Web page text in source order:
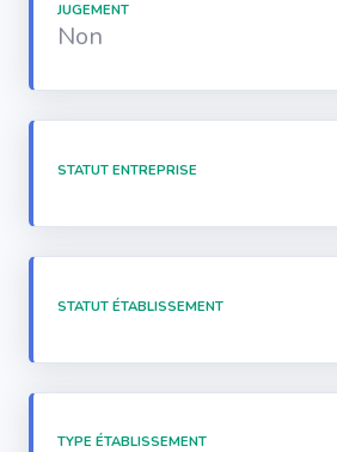
JUGEMENT
Non
STATUT ENTREPRISE
STATUT ÉTABLISSEMENT
TYPE ÉTABLISSEMENT